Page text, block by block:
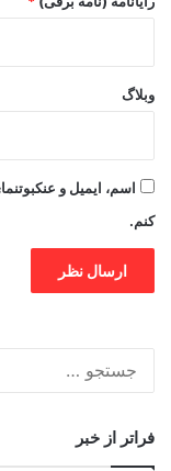
وبلاگ
اسم، ایمیل و
کنم.
فراتر از خبر